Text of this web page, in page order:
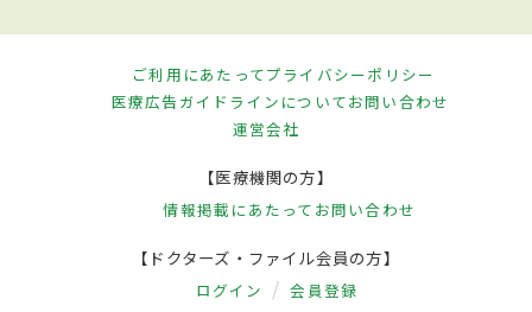
ご利用にあたってプライバシーポリシー
医療広告ガイドラインについてお問い合わせ
運営会社
【医療機関の方】
情報掲載にあたって お問い合わせ
【ドクターズ・ファイル会員の方】
ログイン 会員登録